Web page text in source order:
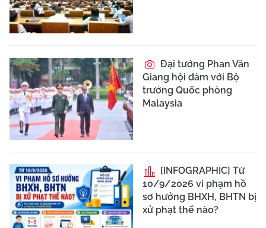
Đại tướng Phan Văn
Giang hội đàm với Bộ
trưởng Quốc phòng
Malaysia
[INFOGRAPHIC] Từ
10/9/2026 vi phạm hồ
sơ hưởng BHXH, BHTN bị
xử phạt thế nào?